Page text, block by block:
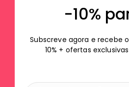
-10%
Subscreve agora e recebe
10% + ofertas